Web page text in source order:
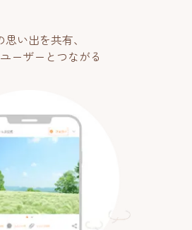
思い出を共有、
ーザーとつながる